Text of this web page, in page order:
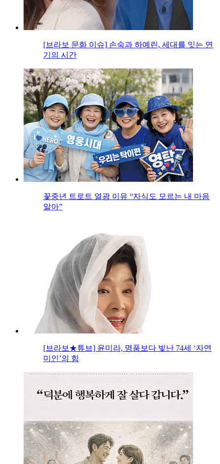
[브라보 문화 이슈] 손숙과 하예린, 세대를 잇는 연
기의 시간
꽃중년 트로트 열광 이유 “자식도 모르는 내 마음
알아”
[브라보★튜브] 윤미라, 명품보다 빛난 74세 ‘자연
미인’의 힘